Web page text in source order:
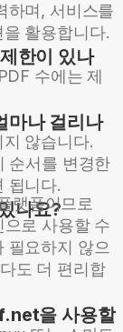
하며, 서비스를
활용합니다.
한이 있나
수에는 제
마나 걸리나
않습니다.
순서를 변경한
됩니다.
나요?
랫폼이므로
로 사용할 수
필요하지 않으
도 더 편리합
을 사용할